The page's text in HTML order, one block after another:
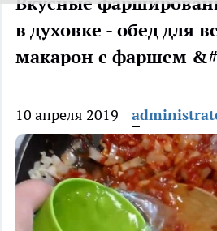
в духовке - обед для
макарон с фаршем
10 апреля 2019